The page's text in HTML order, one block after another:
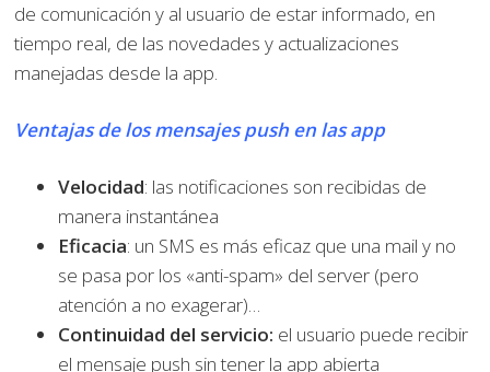
de comunicación y al usuario de estar informado, en
tiempo real, de las novedades y actualizaciones
manejadas desde la app.
Ventajas de los mensajes push en las app
Velocidad: las notificaciones son recibidas de
manera instantánea
Eficacia: un SMS es más eficaz que una mail y no
se pasa por los «anti-spam» del server (pero
atención a no exagerar)…
Continuidad del servicio: el usuario puede recibir
el mensaje push sin tener la app abierta